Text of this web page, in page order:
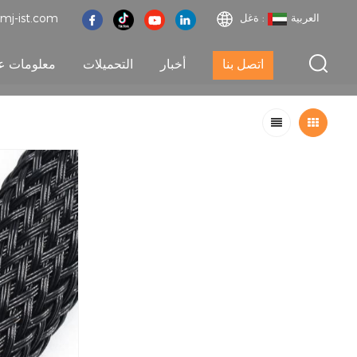
ةغل : العربية ist.com
معلومات التحميلات أخبار اتصل بنا